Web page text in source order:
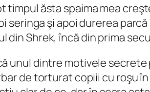
timpul ăsta spaima mea
seringa şi apoi durerea
din Shrek, încă din prima
unul dintre motivele
de torturat copiii cu roşu